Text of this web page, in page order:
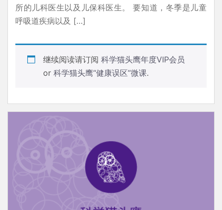
所的儿科医生以及儿保科医生。 要知道，冬季是儿童
呼吸道疾病以及 […]
继续阅读请订阅 科学猫头鹰年度VIP会员
or 科学猫头鹰“健康误区”微课.